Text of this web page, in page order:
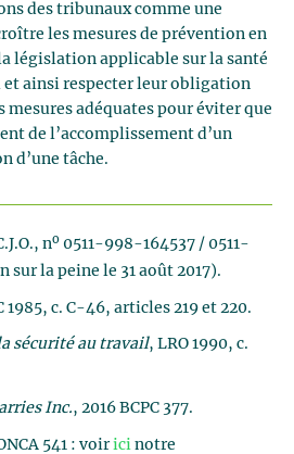
des tribunaux comme une
les mesures de prévention en
législation applicable sur la santé
et ainsi respecter leur obligation
mesures adéquates pour éviter que
de l’accomplissement d’un
d’une tâche.
no 0511-998-164537 / 0511-
sur la peine le 31 août 2017).
1985, c. C-46, articles 219 et 220.
sécurité au travail, LRO 1990, c.
Inc., 2016 BCPC 377.
541 : voirici notre